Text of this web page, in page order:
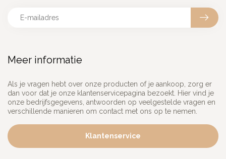
Meer informatie
Als je vragen hebt over onze producten of je aankoop, zorg er
dan voor dat je onze klantenservicepagina bezoekt. Hier vind je
onze bedrijfsgegevens, antwoorden op veelgestelde vragen en
verschillende manieren om contact met ons op te nemen.
Klantenservice